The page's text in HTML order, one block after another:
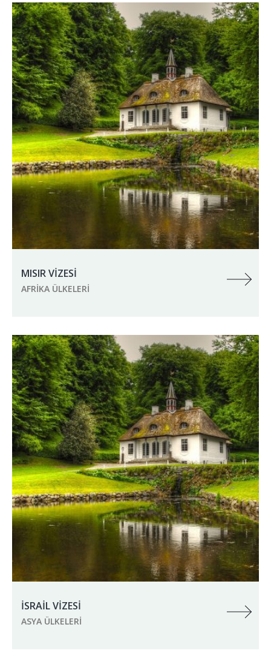
MISIR VİZESİ
AFRIKA ÜLKELERI
İSRAİL VİZESİ
ASYA ÜLKELERI